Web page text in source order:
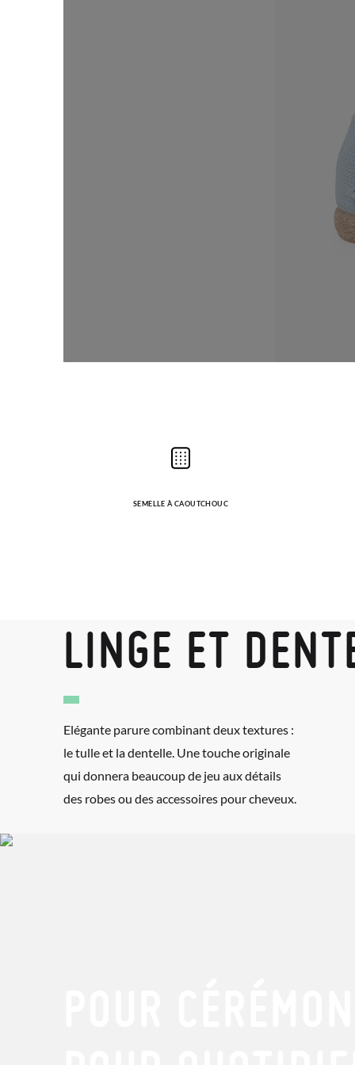
SEMELLE À CAOUTCHOUC
LINGE ET
Elégante parure combinant deux textures :
le tulle et la dentelle. Une touche originale
qui donnera beaucoup de jeu aux détails
des robes ou des accessoires pour cheveux.